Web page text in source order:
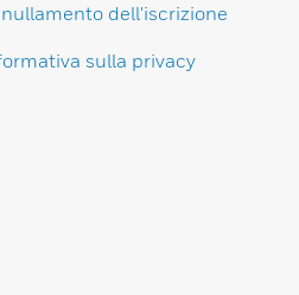
dell'iscrizione
sulla privacy